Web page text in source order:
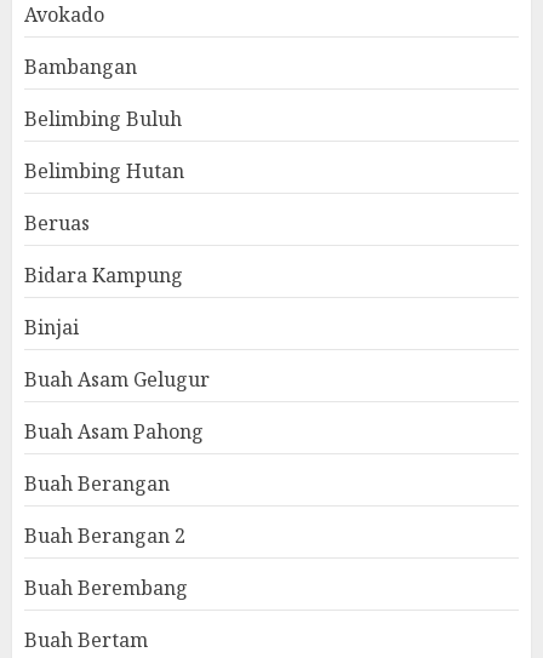
Avokado
Bambangan
Belimbing Buluh
Belimbing Hutan
Beruas
Bidara Kampung
Binjai
Buah Asam Gelugur
Buah Asam Pahong
Buah Berangan
Buah Berangan 2
Buah Berembang
Buah Bertam